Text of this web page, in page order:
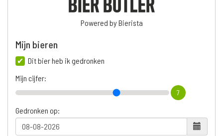
Powered by Bierista
Mijn bieren
Dit bier heb ik gedronken
Mijn cijfer:
7
Gedronken op: